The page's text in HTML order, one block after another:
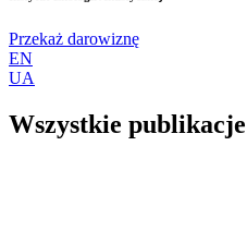
Przekaż darowiznę
EN
UA
Wszystkie publikacje